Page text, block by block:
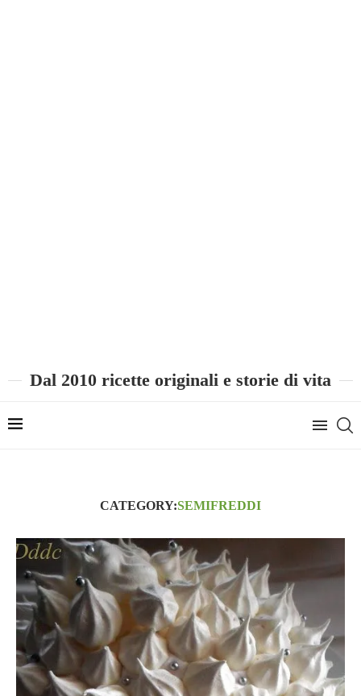
Dal 2010 ricette originali e storie di vita
CATEGORY:SEMIFREDDI